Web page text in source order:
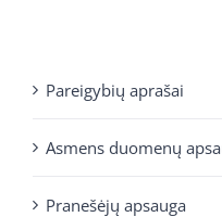
Pareigybių aprašai
Asmens duomenų
Pranešėjų apsauga